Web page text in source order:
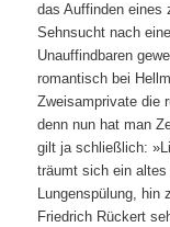
das Auffinden eines
Sehnsucht nach
Unauffindbaren
romantisch bei
Zweisamprivate die
denn nun hat man
gilt ja schließlich:
träumt sich ein
Lungenspülung, hin
Friedrich Rückert